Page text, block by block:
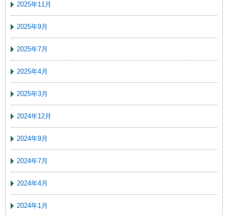
2025年11月
2025年9月
2025年7月
2025年4月
2025年3月
2024年12月
2024年9月
2024年7月
2024年4月
2024年1月